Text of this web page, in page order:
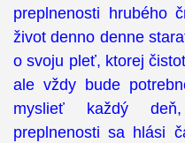
preplnenosti hrubého
život denno denne
o svoju pleť, ktorej
ale vždy bude
myslieť každý
preplnenosti sa hlási